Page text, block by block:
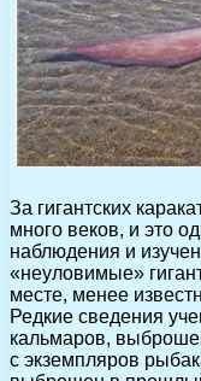
За гигантских
много веков, и это
наблюдения и
«неуловимые»
месте, менее
Редкие сведения
кальмаров,
с экземпляров